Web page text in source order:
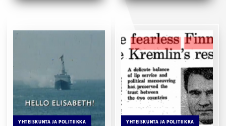
YHTEISKUNTA JA POLITIIKKA YHTEISKUNTA JA POLITIIKKA